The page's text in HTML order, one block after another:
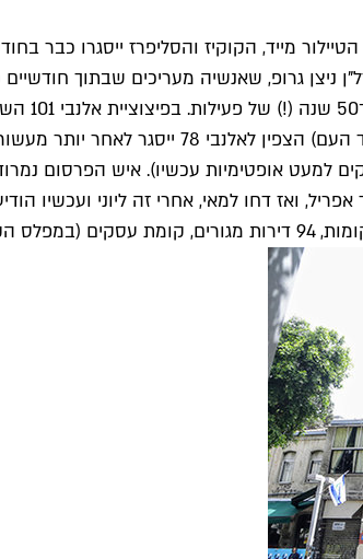
מייד, הקוקיז והסליפרז ייסגרו כבר
ניצן גרופ, שאנשיה מעריכים שבתוך
למעט אופטימיות עכשיו). איש הפרסום
ואז דחו למאי, אחרי זה ליוני ועכשיו
תת קרקעי.